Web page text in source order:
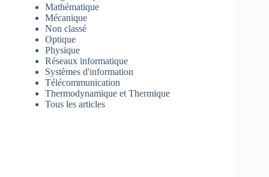
Mathématique
Mécanique
Non classé
Optique
Physique
Réseaux informatique
Systèmes d'information
Télécommunication
Thermodynamique et Thermique
Tous les articles